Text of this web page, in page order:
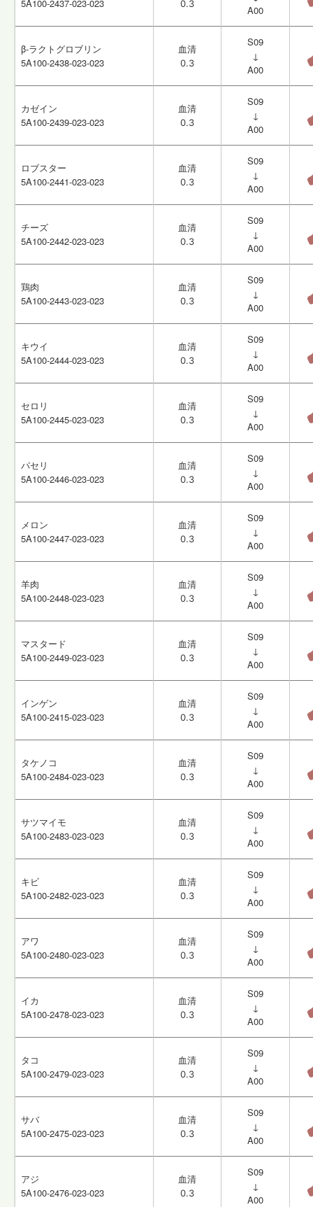
5A100-2437-023-023 0.3
A00
β-ラクトグロブリン
5A100-2438-023-023
血清
0.3
S09
↓
A00
カゼイン
5A100-2439-023-023
血清
0.3
S09
↓
A00
ロブスター
5A100-2441-023-023
血清
0.3
S09
↓
A00
チーズ
5A100-2442-023-023
血清
0.3
S09
↓
A00
鶏肉
5A100-2443-023-023
血清
0.3
S09
↓
A00
キウイ
5A100-2444-023-023
血清
0.3
S09
↓
A00
セロリ
5A100-2445-023-023
血清
0.3
S09
↓
A00
パセリ
5A100-2446-023-023
血清
0.3
S09
↓
A00
メロン
5A100-2447-023-023
血清
0.3
S09
↓
A00
羊肉
5A100-2448-023-023
血清
0.3
S09
↓
A00
マスタード
5A100-2449-023-023
血清
0.3
S09
↓
A00
インゲン
5A100-2415-023-023
血清
0.3
S09
↓
A00
タケノコ
5A100-2484-023-023
血清
0.3
S09
↓
A00
サツマイモ
5A100-2483-023-023
血清
0.3
S09
↓
A00
キビ
5A100-2482-023-023
血清
0.3
S09
↓
A00
アワ
5A100-2480-023-023
血清
0.3
S09
↓
A00
イカ
5A100-2478-023-023
血清
0.3
S09
↓
A00
タコ
5A100-2479-023-023
血清
0.3
S09
↓
A00
サバ
5A100-2475-023-023
血清
0.3
S09
↓
A00
アジ
5A100-2476-023-023
血清
0.3
S09
↓
A00
5A100-2437-023-023 0.3
A00
β-ラクトグロブリン
5A100-2438-023-023
血清
0.3
S09
↓
A00
カゼイン
5A100-2439-023-023
血清
0.3
S09
↓
A00
ロブスター
5A100-2441-023-023
血清
0.3
S09
↓
A00
チーズ
5A100-2442-023-023
血清
0.3
S09
↓
A00
鶏肉
5A100-2443-023-023
血清
0.3
S09
↓
A00
キウイ
5A100-2444-023-023
血清
0.3
S09
↓
A00
セロリ
5A100-2445-023-023
血清
0.3
S09
↓
A00
パセリ
5A100-2446-023-023
血清
0.3
S09
↓
A00
メロン
5A100-2447-023-023
血清
0.3
S09
↓
A00
羊肉
5A100-2448-023-023
血清
0.3
S09
↓
A00
マスタード
5A100-2449-023-023
血清
0.3
S09
↓
A00
インゲン
5A100-2415-023-023
血清
0.3
S09
↓
A00
タケノコ
5A100-2484-023-023
血清
0.3
S09
↓
A00
サツマイモ
5A100-2483-023-023
血清
0.3
S09
↓
A00
キビ
5A100-2482-023-023
血清
0.3
S09
↓
A00
アワ
5A100-2480-023-023
血清
0.3
S09
↓
A00
イカ
5A100-2478-023-023
血清
0.3
S09
↓
A00
タコ
5A100-2479-023-023
血清
0.3
S09
↓
A00
サバ
5A100-2475-023-023
血清
0.3
S09
↓
A00
アジ
5A100-2476-023-023
血清
0.3
S09
↓
A00